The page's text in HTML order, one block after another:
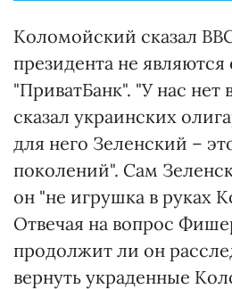
Коломойский сказал
президента не
"ПриватБанк". "У нас нет
сказал украинских
для него Зеленский –
поколений". Сам
он "не игрушка в руках
Отвечая на вопрос
продолжит ли он
вернуть украденные